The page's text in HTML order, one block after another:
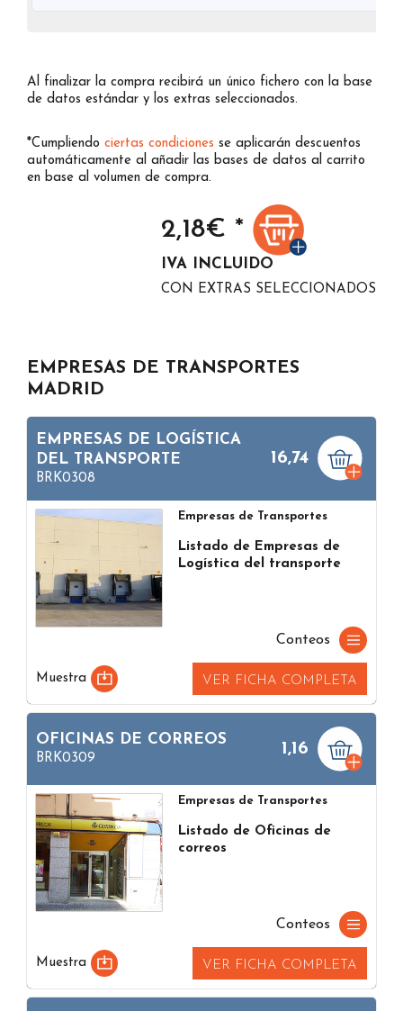
Al finalizar la compra recibirá un único fichero con la base
de datos estándar y los extras seleccionados.
*Cumpliendo ciertas condiciones se aplicarán descuentos
automáticamente al añadir las bases de datos al carrito
en base al volumen de compra.
2,18€ *
IVA INCLUIDO
CON EXTRAS SELECCIONADOS
EMPRESAS DE TRANSPORTES
MADRID
EMPRESAS DE LOGÍSTICA
DEL TRANSPORTE
BRK0308
16,74
Empresas de Transportes
Listado de Empresas de
Logística del transporte
Conteos
Muestra VER FICHA COMPLETA
OFICINAS DE CORREOS
BRK0309
1,16
Empresas de Transportes
Listado de Oficinas de
correos
Conteos
Muestra VER FICHA COMPLETA